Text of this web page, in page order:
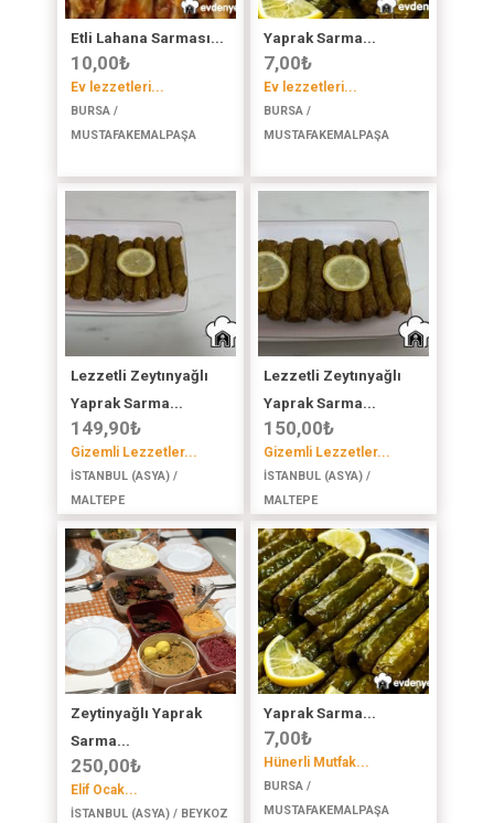
Etli Lahana Sarması...
10,00₺
Ev lezzetleri...
BURSA /
MUSTAFAKEMALPAŞA
Yaprak Sarma...
7,00₺
Ev lezzetleri...
BURSA /
MUSTAFAKEMALPAŞA
Lezzetli Zeytınyağlı
Yaprak Sarma...
149,90₺
Gizemli Lezzetler...
İSTANBUL (ASYA) /
MALTEPE
Lezzetli Zeytınyağlı
Yaprak Sarma...
150,00₺
Gizemli Lezzetler...
İSTANBUL (ASYA) /
MALTEPE
Zeytinyağlı Yaprak
Sarma...
250,00₺
Elif Ocak...
İSTANBUL (ASYA) / BEYKOZ
Yaprak Sarma...
7,00₺
Hünerli Mutfak...
BURSA /
MUSTAFAKEMALPAŞA